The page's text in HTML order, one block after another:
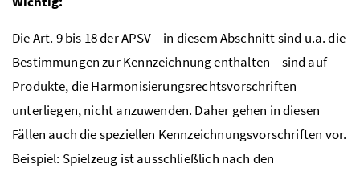
Die Art. 9 bis 18 der APSV – in diesem Abschnitt sind u.a. die
Bestimmungen zur Kennzeichnung enthalten – sind auf
Produkte, die Harmonisierungsrechtsvorschriften
unterliegen, nicht anzuwenden. Daher gehen in diesen
Fällen auch die speziellen Kennzeichnungsvorschriften vor.
Beispiel: Spielzeug ist ausschließlich nach den